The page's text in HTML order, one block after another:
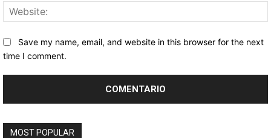
Save my name, email, and website in this browser for the next
time I comment.
MOST POPULAR